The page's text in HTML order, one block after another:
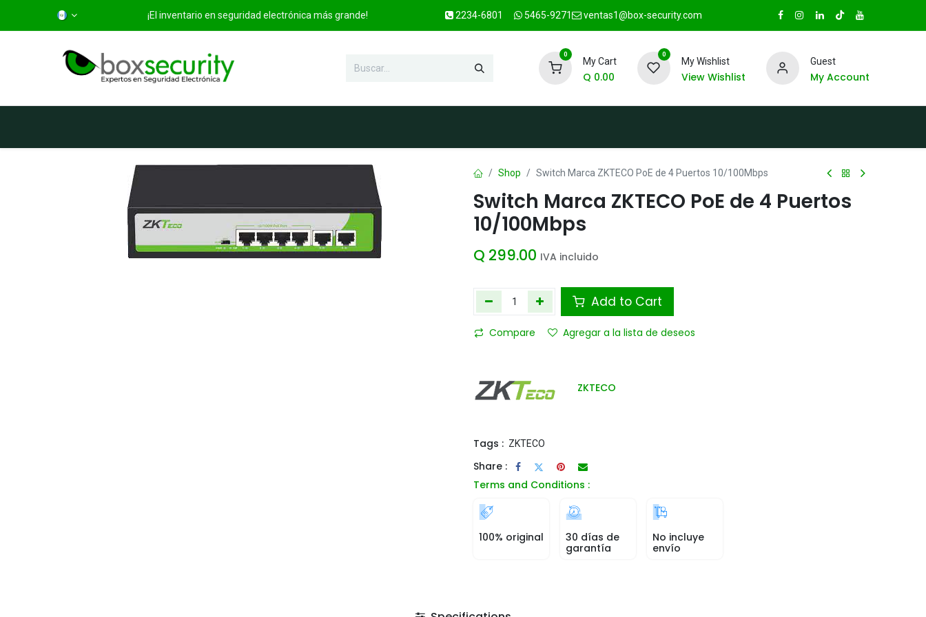
¡El inventario en seguridad electrónica más grande! 2234-6801 5465-9271 ventas1@box-security.com
0
My Cart
Q 0.00
0
My Wishlist
View Wishlist
Guest
My Account
Shop Switch Marca ZKTECO PoE de 4 Puertos 10/100Mbps
Switch Marca ZKTECO PoE de 4 Puertos
10/100Mbps
Q 299.00 IVA incluido
Add to Cart
Compare Agregar a la lista de deseos
ZKTECO
Tags : ZKTECO
Share :
Terms and Conditions :
100% original
30 días de
garantía
No incluye
envío